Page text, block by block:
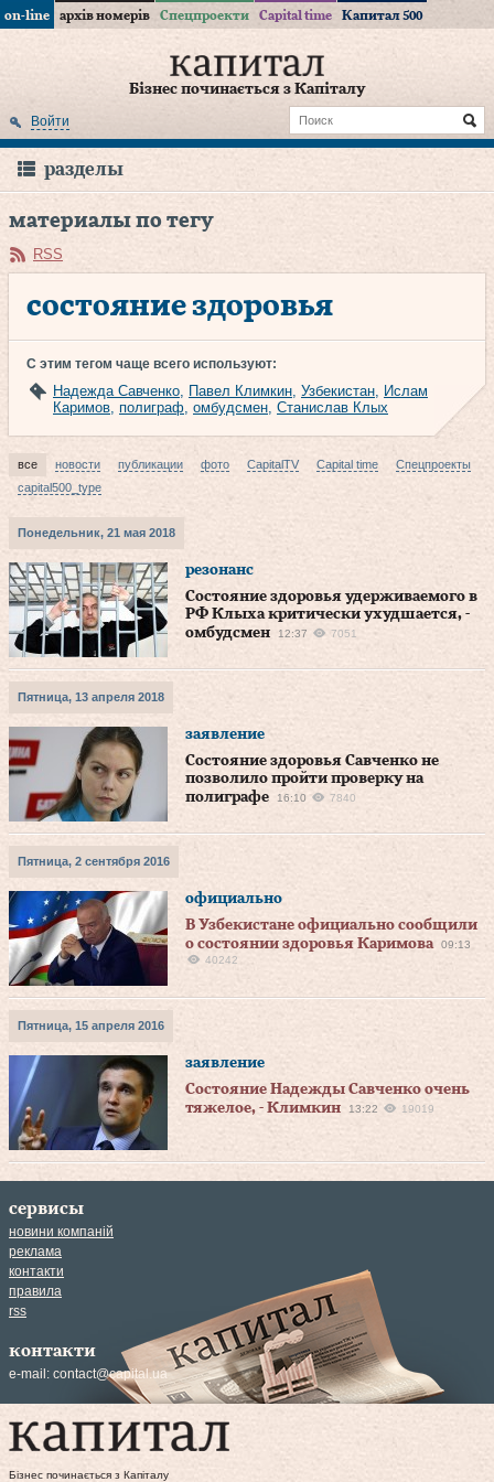
on-line архів номерів Спецпроекти Capital time Капитал 500
Бізнес починається з Капіталу
Войти
разделы
материалы по тегу
RSS
состояние здоровья
С этим тегом чаще всего используют:
Надежда Савченко, Павел Климкин, Узбекистан, Ислам
Каримов, полиграф, омбудсмен, Станислав Клых
все новости публикации фото CapitalTV Capital time
Спецпроекты
capital500_type
Понедельник, 21 мая 2018
резонанс
Состояние здоровья удерживаемого в
РФ Клыха критически ухудшается, -
омбудсмен
12:37 7051
Пятница, 13 апреля 2018
заявление
Состояние здоровья Савченко не
позволило пройти проверку на
полиграфе
16:10 7840
Пятница, 2 сентября 2016
официально
В Узбекистане официально сообщили
о состоянии здоровья Каримова
09:13
40242
Пятница, 15 апреля 2016
заявление
Состояние Надежды Савченко очень
тяжелое, - Климкин
13:22 19019
сервисы
новини компаній
реклама
контакти
правила
rss
контакти
e-mail: contact@capital.ua
Бізнес починається з Капіталу